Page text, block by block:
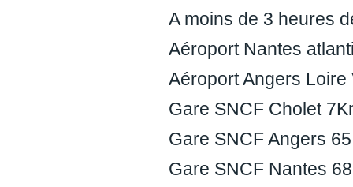
A moins de 3 heures
Aéroport Nantes
Aéroport Angers Loire
Gare SNCF Cholet
Gare SNCF Angers
Gare SNCF Nantes